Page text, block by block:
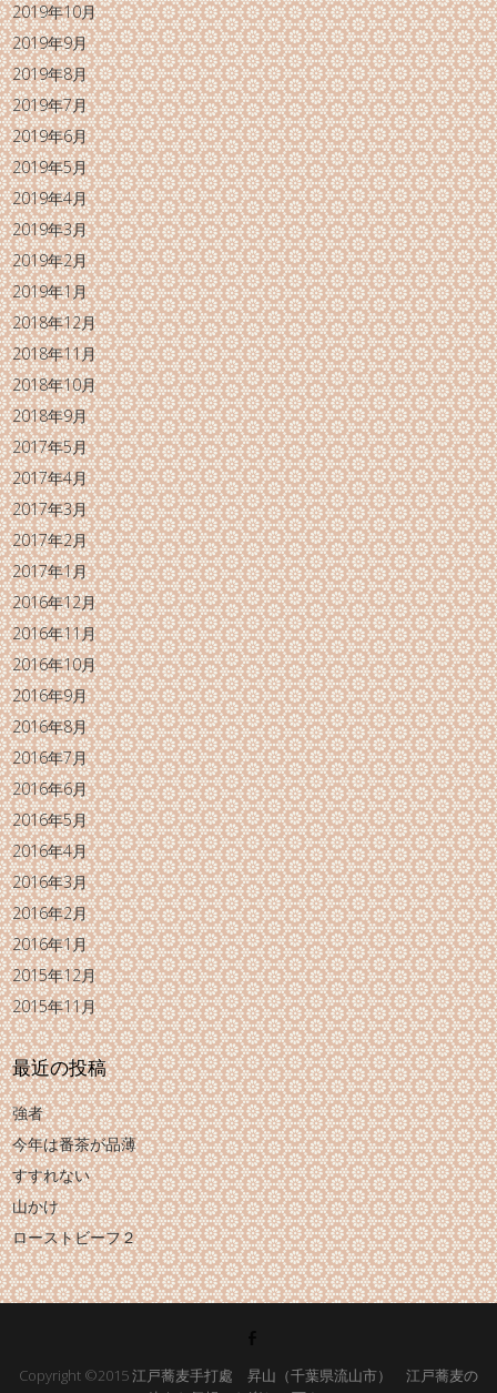
2019年10月
2019年9月
2019年8月
2019年7月
2019年6月
2019年5月
2019年4月
2019年3月
2019年2月
2019年1月
2018年12月
2018年11月
2018年10月
2018年9月
2017年5月
2017年4月
2017年3月
2017年2月
2017年1月
2016年12月
2016年11月
2016年10月
2016年9月
2016年8月
2016年7月
2016年6月
2016年5月
2016年4月
2016年3月
2016年2月
2016年1月
2015年12月
2015年11月
最近の投稿
強者
今年は番茶が品薄
すすれない
山かけ
ローストビーフ２
Copyright ©2015江戸蕎麦手打處 昇山（千葉県流山市） 江戸蕎麦の